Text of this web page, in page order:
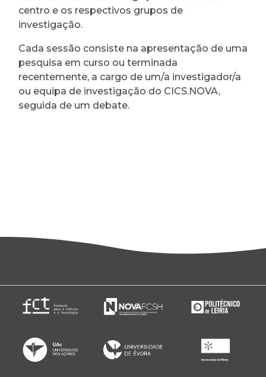
centro e os respectivos grupos de
investigação.
Cada sessão consiste na apresentação de uma
pesquisa em curso ou terminada
recentemente, a cargo de um/a investigador/a
ou equipa de investigação do CICS.NOVA,
seguida de um debate.